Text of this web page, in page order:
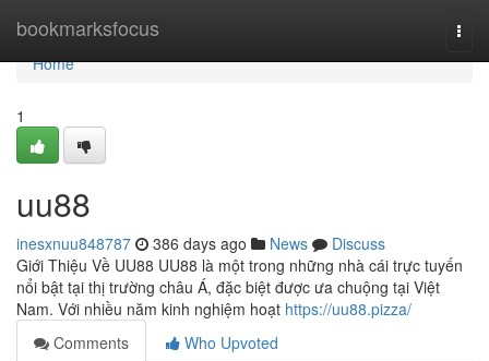
bookmarksfocus
Home
Home
1
uu88
inesxnuu848787 386 days ago News
Discuss
Giới Thiệu Về UU88 UU88 là một trong những nhà cái trực tuyến
nổi bật tại thị trường châu Á, đặc biệt được ưa chuộng tại Việt
Nam. Với nhiều năm kinh nghiệm hoạt https://uu88.pizza/
Comments
Who Upvoted